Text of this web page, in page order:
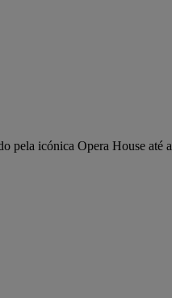
pela icónica Opera House